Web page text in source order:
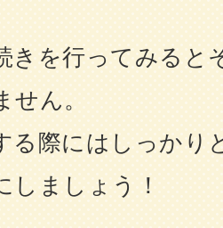
きを行ってみると
せん。
る際にはしっかり
しましょう！